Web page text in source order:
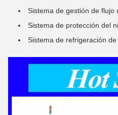
Sistema de gestión de flujo
Sistema de protección del
Sistema de refrigeración